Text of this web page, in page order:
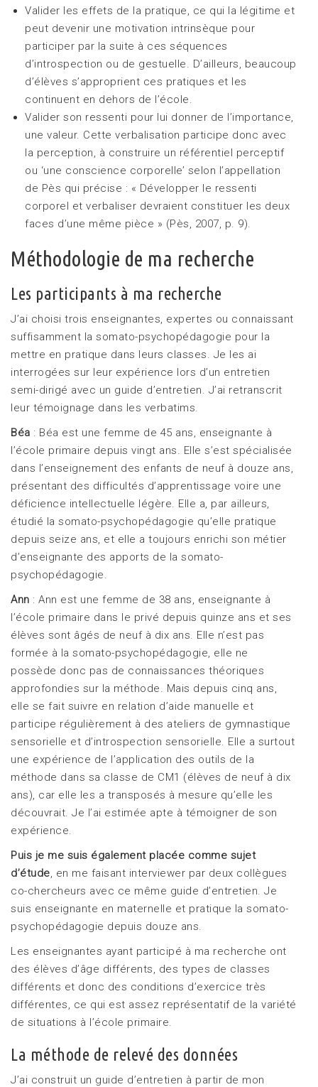
Valider les effets de la pratique, ce qui la légitime et
peut devenir une motivation intrinsèque pour
participer par la suite à ces séquences
d’introspection ou de gestuelle. D’ailleurs, beaucoup
d’élèves s’approprient ces pratiques et les
continuent en dehors de l’école.
Valider son ressenti pour lui donner de l’importance,
une valeur. Cette verbalisation participe donc avec
la perception, à construire un référentiel perceptif
ou ‘une conscience corporelle’ selon l’appellation
de Pès qui précise : « Développer le ressenti
corporel et verbaliser devraient constituer les deux
faces d’une même pièce » (Pès, 2007, p. 9).
Méthodologie de ma recherche
Les participants à ma recherche
J’ai choisi trois enseignantes, expertes ou connaissant
suffisamment la somato-psychopédagogie pour la
mettre en pratique dans leurs classes. Je les ai
interrogées sur leur expérience lors d’un entretien
semi-dirigé avec un guide d’entretien. J’ai retranscrit
leur témoignage dans les verbatims.
Béa : Béa est une femme de 45 ans, enseignante à
l’école primaire depuis vingt ans. Elle s’est spécialisée
dans l’enseignement des enfants de neuf à douze ans,
présentant des difficultés d’apprentissage voire une
déficience intellectuelle légère. Elle a, par ailleurs,
étudié la somato-psychopédagogie qu’elle pratique
depuis seize ans, et elle a toujours enrichi son métier
d’enseignante des apports de la somato-
psychopédagogie.
Ann : Ann est une femme de 38 ans, enseignante à
l’école primaire dans le privé depuis quinze ans et ses
élèves sont âgés de neuf à dix ans. Elle n’est pas
formée à la somato-psychopédagogie, elle ne
possède donc pas de connaissances théoriques
approfondies sur la méthode. Mais depuis cinq ans,
elle se fait suivre en relation d’aide manuelle et
participe régulièrement à des ateliers de gymnastique
sensorielle et d’introspection sensorielle. Elle a surtout
une expérience de l’application des outils de la
méthode dans sa classe de CM1 (élèves de neuf à dix
ans), car elle les a transposés à mesure qu’elle les
découvrait. Je l’ai estimée apte à témoigner de son
expérience.
Puis je me suis également placée comme sujet
d’étude, en me faisant interviewer par deux collègues
co-chercheurs avec ce même guide d’entretien. Je
suis enseignante en maternelle et pratique la somato-
psychopédagogie depuis douze ans.
Les enseignantes ayant participé à ma recherche ont
des élèves d’âge différents, des types de classes
différents et donc des conditions d’exercice très
différentes, ce qui est assez représentatif de la variété
de situations à l’école primaire.
La méthode de relevé des données
J’ai construit un guide d’entretien à partir de mon